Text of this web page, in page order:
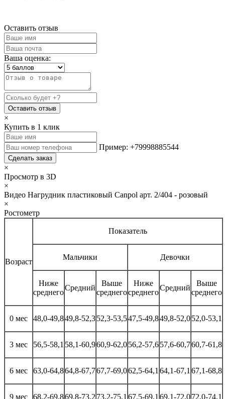
Оставить отзыв
Ваша оценка:
Оставить отзыв
×
Купить в 1 клик
Пример: +79998885544
Сделать заказ
×
Просмотр в 3D
×
Видео Нагрудник пластиковый Canpol арт. 2/404 - розовый
×
Ростометр
Возраст
Показатель
Мальчики Девочки
Ниже
среднего
Средний
Выше
среднего
Ниже
среднего
Средний
Выше
среднего
0 мес 48,0-49,849,8-52,352,3-53,547,5-49,849,8-52,052,0-53,1
3 мес 56,5-58,1 58,1-60,960,9-62,056,2-57,657,6-60,760,7-61,8
6 мес 63,0-64,864,8-67,767,7-69,062,5-64,1 64,1-67,1 67,1-68,8
9 мес 68,2-69,869,8-73,2 73,2-75,1 67,5-69,1 69,1-72,072,0-74,1